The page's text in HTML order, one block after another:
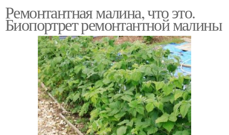
Ремонтантная малина, что это.
Биопортрет ремонтантной малины